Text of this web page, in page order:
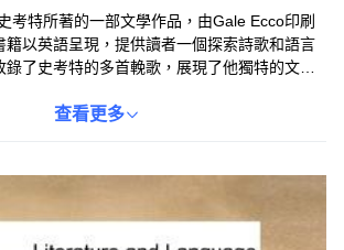
考特所著的一部文學作品，由Gale Ecco印刷
籍以英語呈現，提供讀者一個探索詩歌和語言
了史考特的多首輓歌，展現了他獨特的文學
，讀者可以沉浸在優美的文字中，感受文學的
查看更多